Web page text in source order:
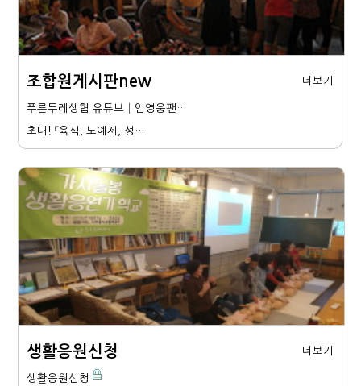
조합원게시판new
푸른두레생협 유튜브│임영웅팬…
초대! 『육식, 노예제, 성…
더보기
생활응원신청
생활응원신청
더보기